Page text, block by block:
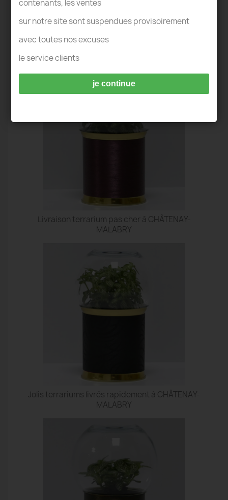
Livraison terrarium pas cher à CHÂTENAY-
MALABRY
Jolis terrariums livrés rapidement à CHÂTENAY-
MALABRY
contenants, les ventes
sur notre site sont suspendues provisoirement
avec toutes nos excuses
le service clients
je continue